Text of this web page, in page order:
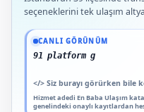
seçeneklerini tek ulaşım
CANLI GÖRÜNÜM
91 platform genelinde
</> Siz burayı görürken bile
Hizmet adedi En Baba Ulaşım
genelindeki onaylı kayıtlardan
Güncel veriler: 1.291+ En Baba